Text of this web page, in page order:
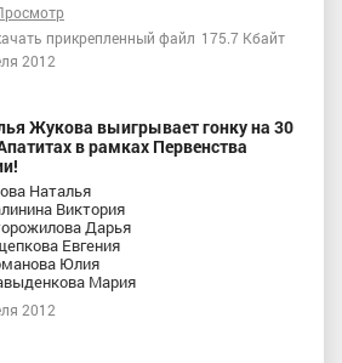
прикрепленный файл 175.7 Кбайт
2012
Жукова выигрывает гонку на 30
в рамках Первенства
Наталья
Виктория
Дарья
Евгения
Юлия
Мария
2012